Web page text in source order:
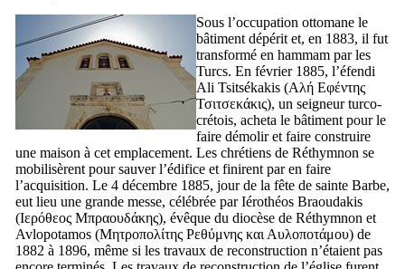
Sous l’occupation ottomane le
bâtiment dépérit et, en 1883, il fut
transformé en hammam par les
Turcs. En février 1885, l’éfendi
Ali Tsitsékakis (Αλή Εφέντης
Τσιτσεκάκις), un seigneur turco-
crétois, acheta le bâtiment pour le
faire démolir et faire construire
une maison à cet emplacement. Les chrétiens de Réthymnon se
mobilisèrent pour sauver l’édifice et finirent par en faire
l’acquisition. Le 4 décembre 1885, jour de la fête de sainte Barbe,
eut lieu une grande messe, célébrée par Iérothéos Braoudakis
(Ιερόθεος Μπραουδάκης), évêque du diocèse de Réthymnon et
Avlopotamos (Μητροπολίτης Ρεθύμνης και Αυλοποτάμου) de
1882 à 1896, même si les travaux de reconstruction n’étaient pas